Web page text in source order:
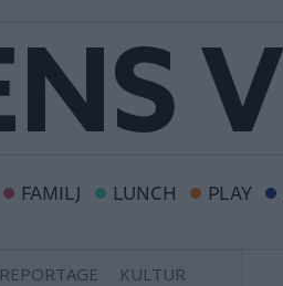
FAMILJ LUNCH PLAY
REPORTAGE
KULTUR